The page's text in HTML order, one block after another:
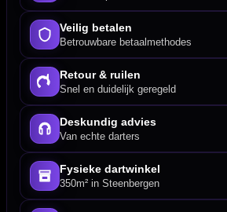
Veilig betalen
Betrouwbare betaalmethodes
Retour & ruilen
Snel en duidelijk geregeld
Deskundig advies
Van echte darters
Fysieke dartwinkel
350m² in Steenbergen